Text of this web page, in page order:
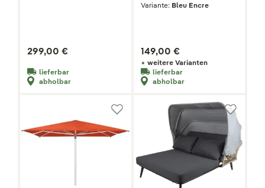
299,00 €
lieferbar
abholbar
Variante: Bleu Encre
149,00 €
+ weitere Varianten
lieferbar
abholbar